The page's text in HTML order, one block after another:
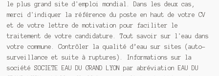
le plus grand site d'emploi mondial. Dans les deux cas,
merci d'indiquer la référence du poste en haut de votre CV
et de votre lettre de motivation pour faciliter le
traitement de votre candidature. Tout savoir sur l'eau dans
votre commune. Contrôler la qualité d’eau sur sites (auto-
surveillance et suite à ruptures). Informations sur la
société SOCIETE EAU DU GRAND LYON par abréviation EAU DU